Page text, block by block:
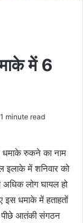
में 6
1 minute read
धमाके रुकने का नाम
इलाके में शनिवार को
लोग घायल हो
इस धमाके में हताहतों
पीछे आतंकी संगठन